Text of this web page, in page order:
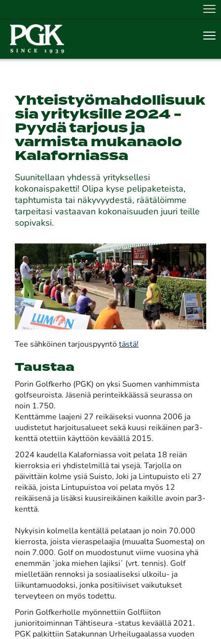
Yhteistyömahdollisuuk
sia yrityksille 2024 -
Pyydä tarjous ja
varmista mukanaolo
Kalaforniassa
Suunitellaan yhdessä yrityksellesi
kokonaispaketti! Olipa kyse pelipaketeista,
taphtumista tai näkyvyydestä, räätälöimme
tarpeitasi vastaavan kokonaisuuden juuri teille
sopivaksi.
Tee sähköinen tarjouspyyntö tästä!
Taustaa
Porin Golfkerho (PGK) on yksi Suomen vanhimmista
golfseuroista. Jäseniä perinteikkäässä seurassa on
noin 1.750.
Kenttämme laajeni 27 reikäiseksi vuonna 2006 ja
uudistetut harjoitusalueet sekä kuusi reikäinen par3-
kenttä otettiin käyttöön keväällä 2015.
2024 kaudella Kalaforniassa voit pelata 18 reiän
kierroksia eri yhdistelmillä tai ysejä. Tarjolla on
päivittäin kolme ysiä Suisto, Joki ja Lintupuisto eli 27
reikää, joista Lintupuistoa voi pelata myös 12
reikäisenä ja lisäksi kuusireikäinen kaikille avoin par3-
kenttä.
Nykyisin kolmella kentällä pelataan jo noin 70.000
kierrosta, joista vieraspelaajia (muualta Suomesta) on
noin 7.000. Golf on muodostunut viime vuosina yhä
enemmän `joka miehen lajiksi´ (vrt. tennis). Golf
mielletään rennoksi ja sosiaaliseksi ulkoilu- ja
liikuntamuodoksi, jonka positiiviset vaikutukset
terveyteen on myös todettu.
Porin Golfkerholle myönnettiin Golfliiton
junioritoiminnan Tähtiseura -status keväällä 2021.
PGK palkittiin Satakunnan Urheilugaalassa vuoden